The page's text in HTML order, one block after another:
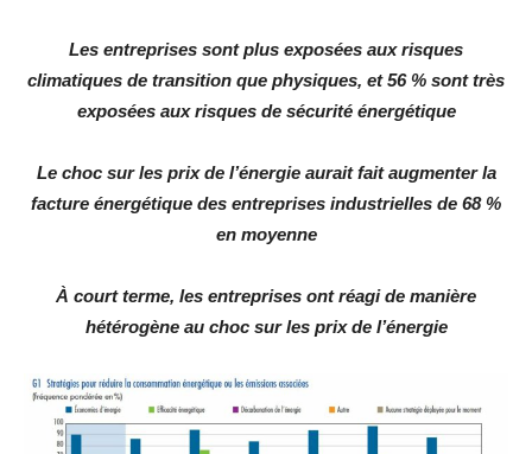
Les entreprises sont plus exposées aux risques
climatiques de transition que physiques, et 56 % sont très
exposées aux risques de sécurité énergétique
Le choc sur les prix de l’énergie aurait fait augmenter la
facture énergétique des entreprises industrielles de 68 %
en moyenne
À court terme, les entreprises ont réagi de manière
hétérogène au choc sur les prix de l’énergie